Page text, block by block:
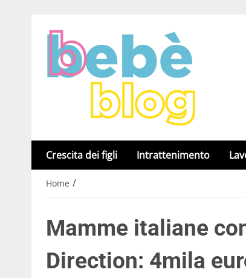
Crescita dei figli Intrattenimento
Home /
Mamme italiane
Direction: 4mila